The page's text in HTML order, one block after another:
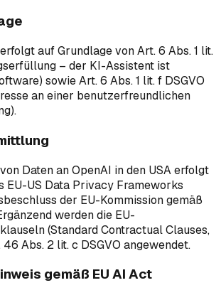
auf Grundlage von Art. 6 Abs. 1 lit.
– der KI-Assistent ist
sowie Art. 6 Abs. 1 lit. f DSGVO
an einer benutzerfreundlichen
Daten an OpenAI in den USA erfolgt
EU-US Data Privacy Frameworks
der EU-Kommission gemäß
werden die EU-
(Standard Contractual Clauses,
46 Abs. 2 lit. c DSGVO angewendet.
gemäß EU AI Act